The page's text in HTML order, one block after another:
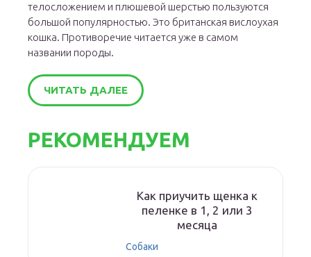
телосложением и плюшевой шерстью пользуются
большой популярностью. Это британская вислоухая
кошка. Противоречие читается уже в самом
названии породы.
ЧИТАТЬ ДАЛЕЕ
РЕКОМЕНДУЕМ
Как приучить щенка к
пеленке в 1, 2 или 3
месяца
Собаки